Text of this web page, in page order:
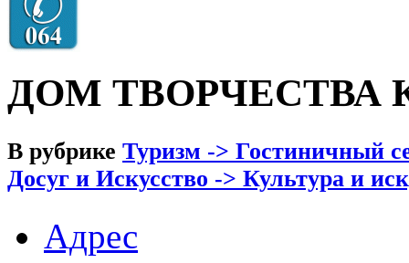
ДОМ ТВОРЧЕСТВА
В рубрике Туризм -> Гостиничный
Досуг и Искусство -> Культура и
Адрес